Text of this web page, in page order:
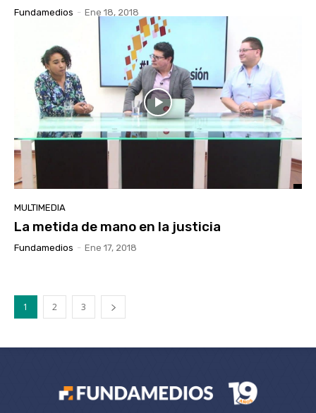
Fundamedios - Ene 18, 2018
MULTIMEDIA
La metida de mano en la justicia
Fundamedios - Ene 17, 2018
1 2 3